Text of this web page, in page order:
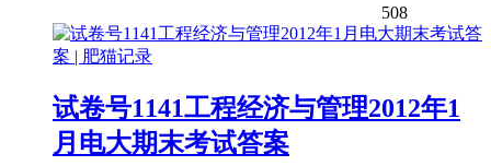
508
试卷号1141工程经济与管理2012年1
月电大期末考试答案